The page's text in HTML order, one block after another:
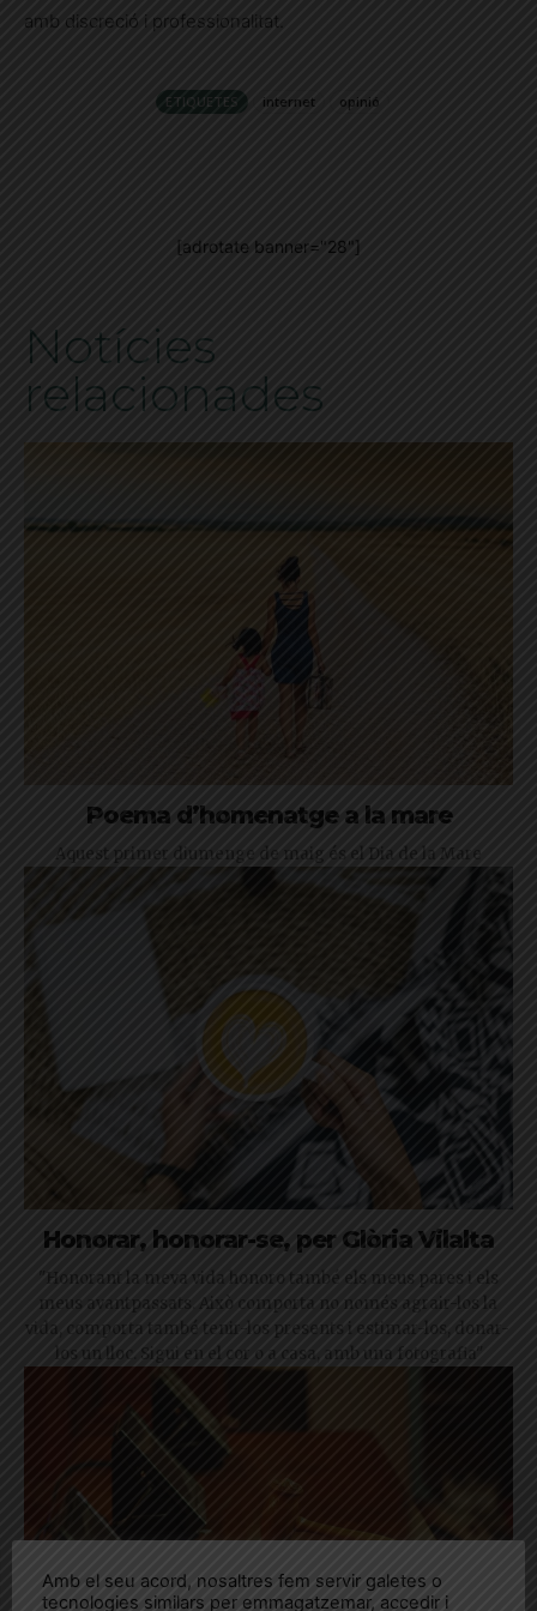
amb discreció i professionalitat.
ETIQUETES internet opinió
[adrotate banner="28"]
Notícies
relacionades
Poema d’homenatge a la mare
Aquest primer diumenge de maig és el Dia de la Mare
Honorar, honorar-se, per Glòria Vilalta
"Honorant la meva vida honoro també els meus pares i els
meus avantpassats. Això comporta no només agrair-los la
vida, comporta també tenir-los presents i estimar-los, donar-
los un lloc. Sigui en el cor o a casa, amb una fotografia"
Amb el seu acord, nosaltres fem servir galetes o
tecnologies similars per emmagatzemar, accedir i